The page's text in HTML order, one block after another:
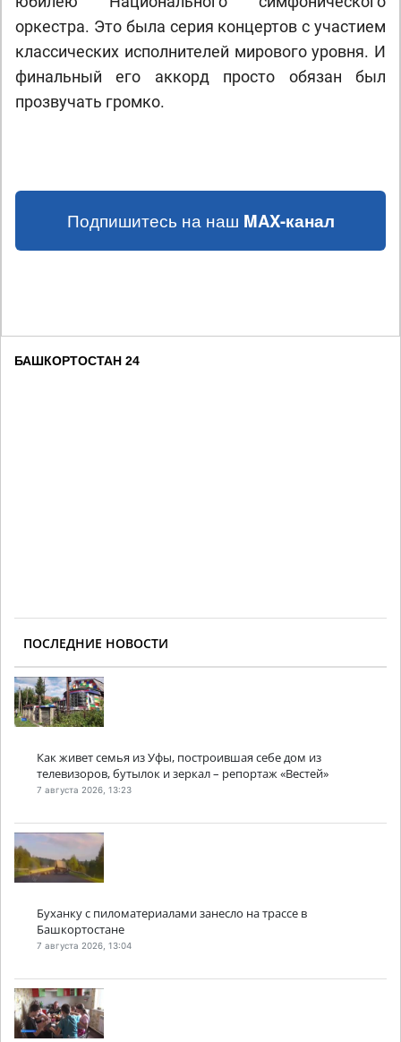
оркестра. Это была серия концертов с участием
классических исполнителей мирового уровня. И
финальный его аккорд просто обязан был
прозвучать громко.
Подпишитесь на наш MAX-канал
БАШКОРТОСТАН 24
ПОСЛЕДНИЕ НОВОСТИ
Как живет семья из Уфы, построившая себе дом из
телевизоров, бутылок и зеркал – репортаж «Вестей»
7 августа 2026, 13:23
Буханку с пиломатериалами занесло на трассе в
Башкортостане
7 августа 2026, 13:04